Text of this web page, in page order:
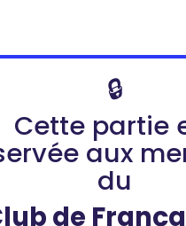
🔒
Cette partie
aux
du
de